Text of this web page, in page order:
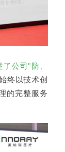
公司"防、
终以技术创
的完整服务